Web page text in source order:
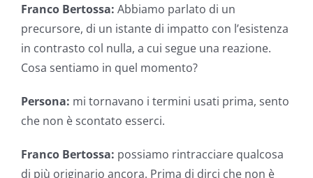
Franco Bertossa: Abbiamo parlato di un
precursore, di un istante di impatto con l’esistenza
in contrasto col nulla, a cui segue una reazione.
Cosa sentiamo in quel momento?
Persona: mi tornavano i termini usati prima, sento
che non è scontato esserci.
Franco Bertossa: possiamo rintracciare qualcosa
di più originario ancora. Prima di dirci che non è